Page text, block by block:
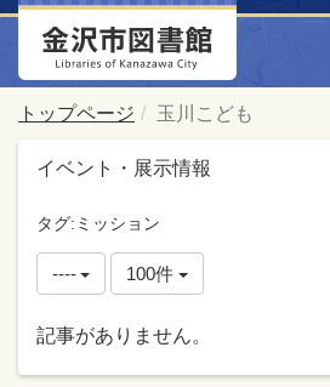
トップページ 玉川こども
イベント・展示情報
タグ:ミッション
---- 100件
記事がありません。